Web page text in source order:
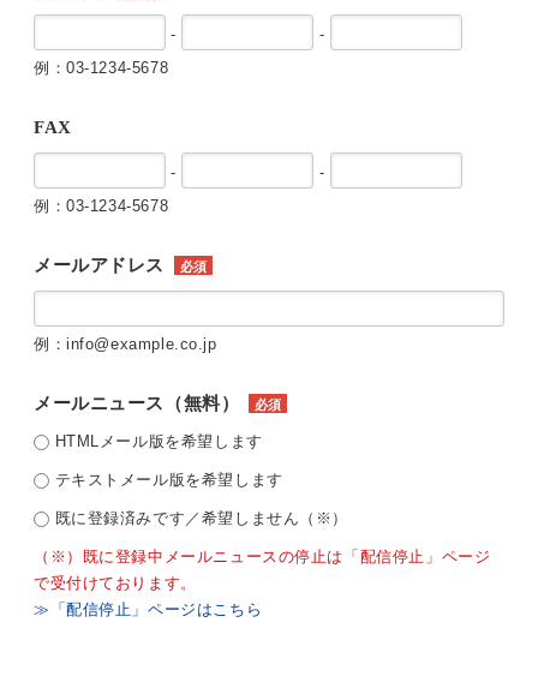
-
-
例：03-1234-5678
FAX
-
-
例：03-1234-5678
メールアドレス 必須
例：info@example.co.jp
メールニュース（無料） 必須
HTMLメール版を希望します
テキストメール版を希望します
既に登録済みです／希望しません（※）
（※）既に登録中メールニュースの停止は「配信停止」ページ
で受付けております。
≫「配信停止」ページはこちら